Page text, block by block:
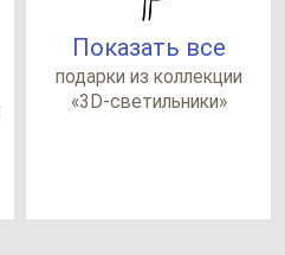
Показать все
по­дар­ки из кол­лек­ции
«3D-све­тиль­ни­ки»